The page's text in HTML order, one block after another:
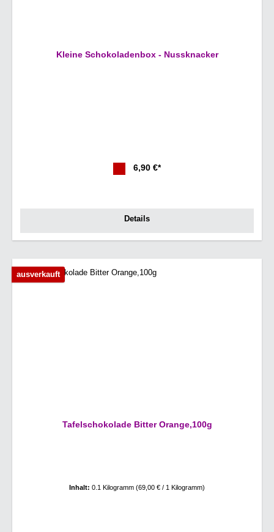
Kleine Schokoladenbox - Nussknacker
6,90 €*
Details
ausverkauft
Tafelschokolade Bitter Orange,100g
Inhalt: 0.1 Kilogramm (69,00 € / 1 Kilogramm)